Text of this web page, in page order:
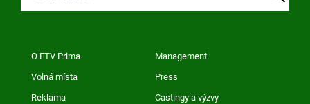
O FTV Prima Management
Volná místa Press
Reklama Castingy a výzvy